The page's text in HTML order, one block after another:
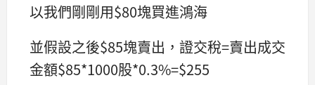
以我們剛剛用$80塊買進鴻海
並假設之後$85塊賣出，證交稅=賣出成交
金額$85*1000股*0.3%=$255